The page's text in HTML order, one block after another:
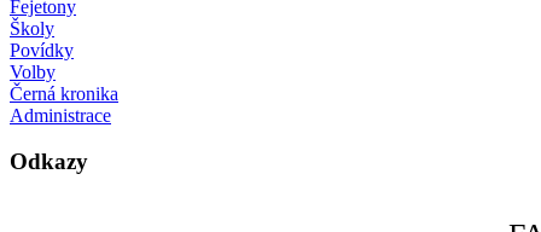
Fejetony
Školy
Povídky
Volby
Černá kronika
Administrace
Odkazy